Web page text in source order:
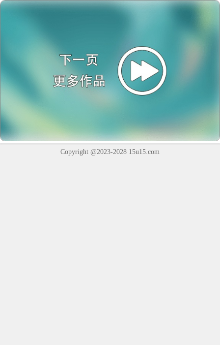
Copyright @2023-2028 15u15.com